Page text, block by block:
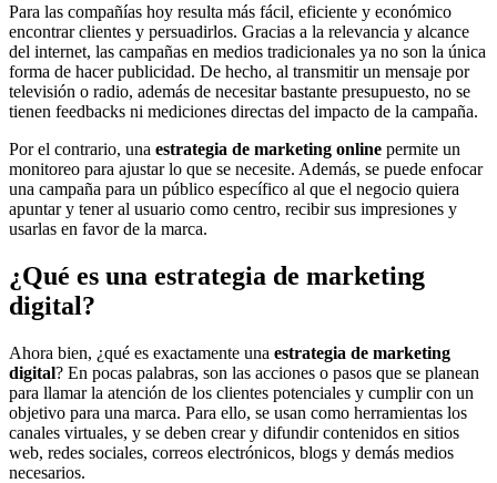
Para las compañías hoy resulta más fácil, eficiente y económico
encontrar clientes y persuadirlos. Gracias a la relevancia y alcance
del internet, las campañas en medios tradicionales ya no son la única
forma de hacer publicidad. De hecho, al transmitir un mensaje por
televisión o radio, además de necesitar bastante presupuesto, no se
tienen feedbacks ni mediciones directas del impacto de la campaña.
Por el contrario, una estrategia de marketing online permite un
monitoreo para ajustar lo que se necesite. Además, se puede enfocar
una campaña para un público específico al que el negocio quiera
apuntar y tener al usuario como centro, recibir sus impresiones y
usarlas en favor de la marca.
¿Qué es una estrategia de marketing
digital?
Ahora bien, ¿qué es exactamente una estrategia de marketing
digital? En pocas palabras, son las acciones o pasos que se planean
para llamar la atención de los clientes potenciales y cumplir con un
objetivo para una marca. Para ello, se usan como herramientas los
canales virtuales, y se deben crear y difundir contenidos en sitios
web, redes sociales, correos electrónicos, blogs y demás medios
necesarios.